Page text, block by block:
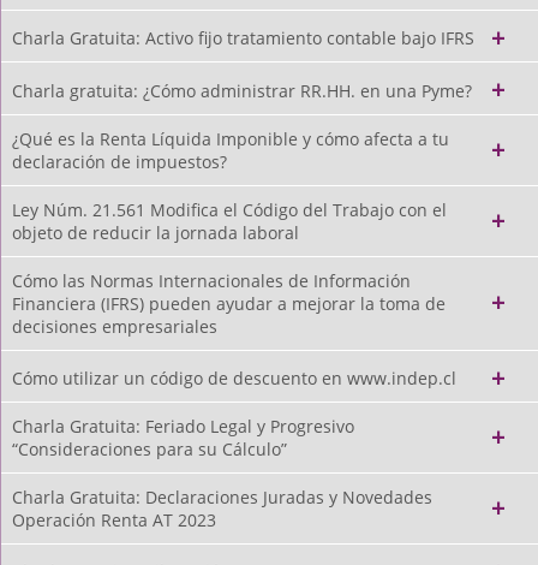
Charla Gratuita: Activo fijo tratamiento contable bajo IFRS
Charla gratuita: ¿Cómo administrar RR.HH. en una Pyme?
¿Qué es la Renta Líquida Imponible y cómo afecta a tu
declaración de impuestos?
Ley Núm. 21.561 Modifica el Código del Trabajo con el
objeto de reducir la jornada laboral
Cómo las Normas Internacionales de Información
Financiera (IFRS) pueden ayudar a mejorar la toma de
decisiones empresariales
Cómo utilizar un código de descuento en www.indep.cl
Charla Gratuita: Feriado Legal y Progresivo
“Consideraciones para su Cálculo”
Charla Gratuita: Declaraciones Juradas y Novedades
Operación Renta AT 2023